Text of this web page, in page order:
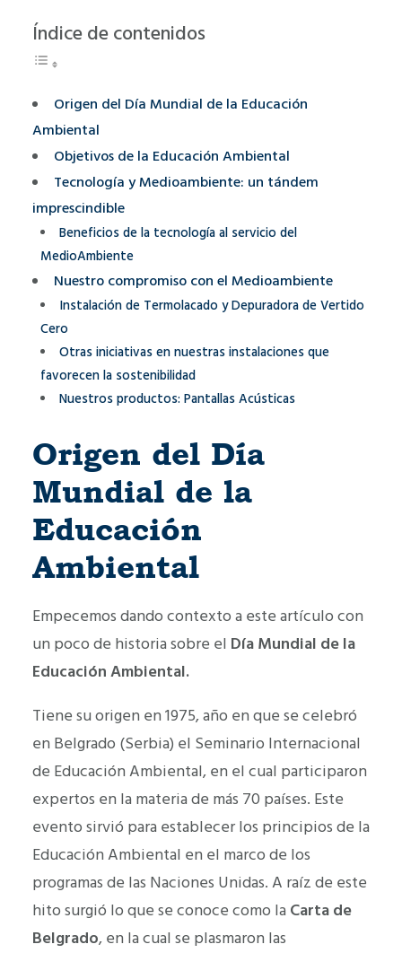
Índice de contenidos
Origen del Día Mundial de la Educación
Ambiental
Objetivos de la Educación Ambiental
Tecnología y Medioambiente: un tándem
imprescindible
Beneficios de la tecnología al servicio del
MedioAmbiente
Nuestro compromiso con el Medioambiente
Instalación de Termolacado y Depuradora de Vertido
Cero
Otras iniciativas en nuestras instalaciones que
favorecen la sostenibilidad
Nuestros productos: Pantallas Acústicas
Origen del Día
Mundial de la
Educación
Ambiental
Empecemos dando contexto a este artículo con
un poco de historia sobre el Día Mundial de la
Educación Ambiental.
Tiene su origen en 1975, año en que se celebró
en Belgrado (Serbia) el Seminario Internacional
de Educación Ambiental, en el cual participaron
expertos en la materia de más 70 países. Este
evento sirvió para establecer los principios de la
Educación Ambiental en el marco de los
programas de las Naciones Unidas. A raíz de este
hito surgió lo que se conoce como la Carta de
Belgrado, en la cual se plasmaron las